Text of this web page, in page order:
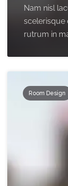
Nam nisl
scelerisque
rutrum in
Room Design